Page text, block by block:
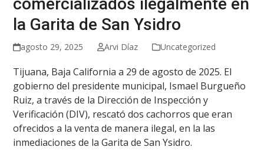
comercializados ilegalmente en
la Garita de San Ysidro
agosto 29, 2025 Arvi Díaz Uncategorized
Tijuana, Baja California a 29 de agosto de 2025. El
gobierno del presidente municipal, Ismael Burgueño
Ruiz, a través de la Dirección de Inspección y
Verificación (DIV), rescató dos cachorros que eran
ofrecidos a la venta de manera ilegal, en la las
inmediaciones de la Garita de San Ysidro.